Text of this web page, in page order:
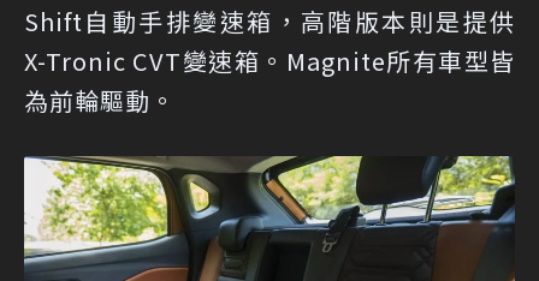
Shift自動手排變速箱，高階版本則是提供
X-Tronic CVT變速箱。Magnite所有車型皆
為前輪驅動。